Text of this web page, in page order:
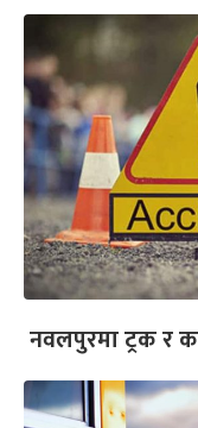
नवलपुरमा ट्रक र